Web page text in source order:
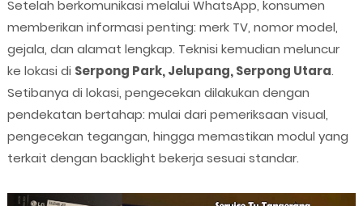
Setelah berkomunikasi melalui WhatsApp, konsumen
memberikan informasi penting: merk TV, nomor model,
gejala, dan alamat lengkap. Teknisi kemudian meluncur
ke lokasi di Serpong Park, Jelupang, Serpong Utara.
Setibanya di lokasi, pengecekan dilakukan dengan
pendekatan bertahap: mulai dari pemeriksaan visual,
pengecekan tegangan, hingga memastikan modul yang
terkait dengan backlight bekerja sesuai standar.